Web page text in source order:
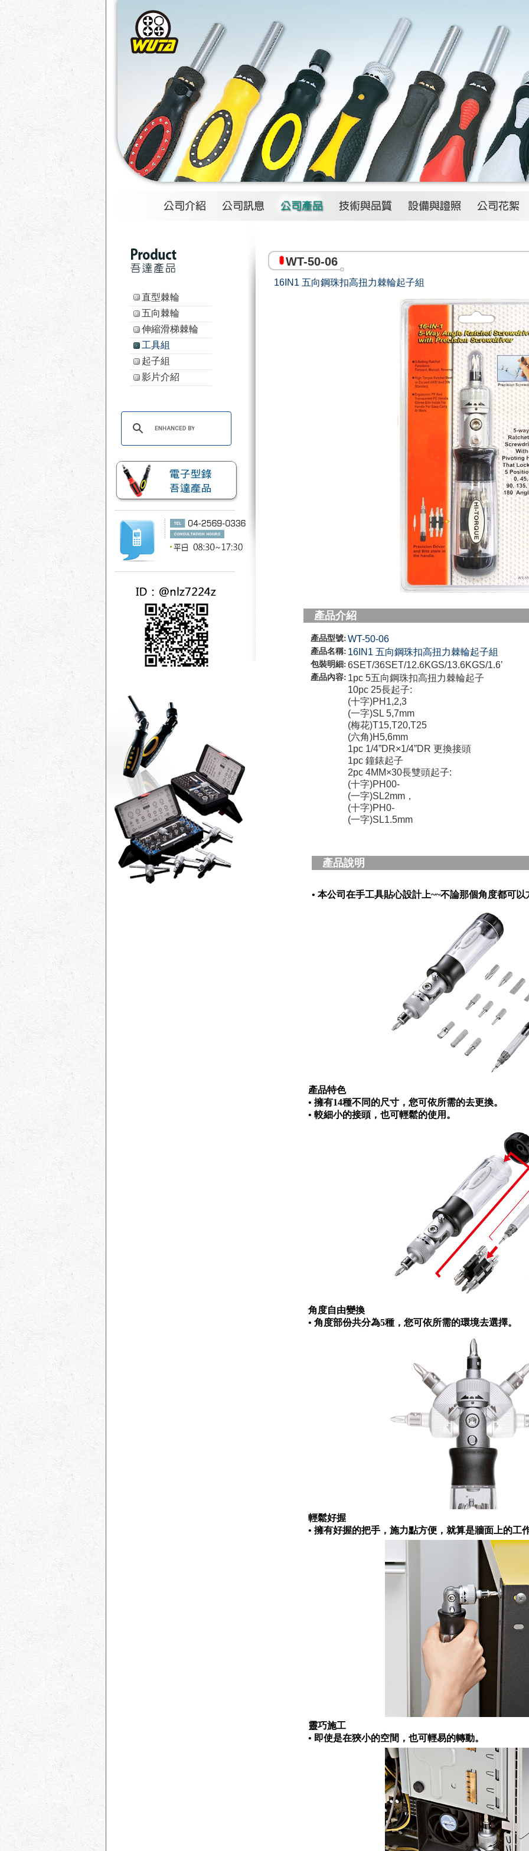
3
4
直型棘輪
五向棘輪
伸縮滑梯棘輪
工具組
起子組
影片介紹
WT-50-06
16IN1 五向鋼珠扣高扭力棘輪起子組
產品介紹
產品型號: WT-50-06
產品名稱: 16IN1 五向鋼珠扣高扭力棘輪起子組
包裝明細: 6SET/36SET/12.6KGS/13.6KGS/1.6’
產品內容: 1pc 5五向鋼珠扣高扭力棘輪起子
10pc 25長起子:
(十字)PH1,2,3
(一字)SL 5,7mm
(梅花)T15,T20,T25
(六角)H5,6mm
1pc 1/4”DR×1/4”DR 更換接頭
1pc 鐘錶起子
2pc 4MM×30長雙頭起子:
(十字)PH00-
(一字)SL2mm，
(十字)PH0-
(一字)SL1.5mm
產品說明
• 本公司在手工具貼心設計上~~不論那個角度都可以
產品特色
• 擁有14種不同的尺寸，您可依所需的去更換。
• 較細小的接頭，也可輕鬆的使用。
角度自由變換
• 角度部份共分為5種，您可依所需的環境去選擇。
輕鬆好握
• 擁有好握的把手，施力點方便，就算是牆面上的工
靈巧施工
• 即使是在狹小的空間，也可輕易的轉動。